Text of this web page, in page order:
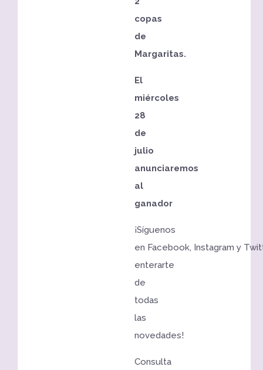
copas
de
Margaritas.
El
miércoles
28
de
julio
anunciaremos
al
ganador
¡Síguenos
en Facebook, Instagram y
enterarte
de
todas
las
novedades!
Consulta